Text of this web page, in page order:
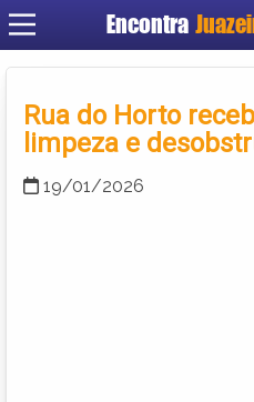
Encontra
Rua do Horto
limpeza e
19/01/2026